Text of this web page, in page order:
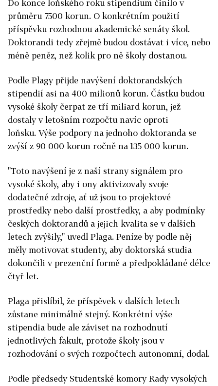
Do konce loňského roku stipendium činilo v
průměru 7500 korun. O konkrétním použití
příspěvku rozhodnou akademické senáty škol.
Doktorandi tedy zřejmě budou dostávat i více, nebo
méně peněz, než kolik pro ně školy dostanou.
Podle Plagy přijde navýšení doktorandských
stipendií asi na 400 milionů korun. Částku budou
vysoké školy čerpat ze tří miliard korun, jež
dostaly v letošním rozpočtu navíc oproti
loňsku. Výše podpory na jednoho doktoranda se
zvýší z 90 000 korun ročně na 135 000 korun.
"Toto navýšení je z naší strany signálem pro
vysoké školy, aby i ony aktivizovaly svoje
dodatečné zdroje, ať už jsou to projektové
prostředky nebo další prostředky, a aby podmínky
českých doktorandů a jejich kvalita se v dalších
letech zvýšily," uvedl Plaga. Peníze by podle něj
měly motivovat studenty, aby doktorská studia
dokončili v prezenční formě a předpokládané délce
čtyř let.
Plaga přislíbil, že příspěvek v dalších letech
zůstane minimálně stejný. Konkrétní výše
stipendia bude ale záviset na rozhodnutí
jednotlivých fakult, protože školy jsou v
rozhodování o svých rozpočtech autonomní, dodal.
Podle předsedy Studentské komory Rady vysokých